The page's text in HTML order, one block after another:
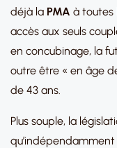
déjà la PMA à toutes
accès aux seuls
en concubinage, la
outre être « en âge
de 43 ans.
Plus souple, la